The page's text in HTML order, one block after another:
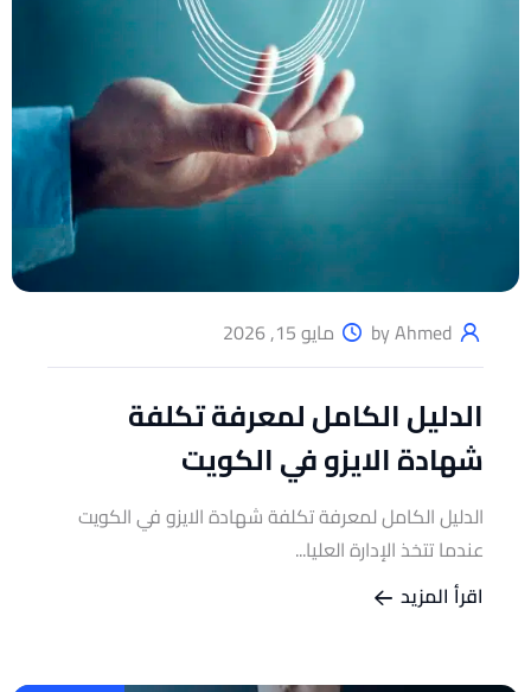
by Ahmed مايو 15, 2026
الدليل الكامل لمعرفة تكلفة
شهادة الايزو في الكويت
الدليل الكامل لمعرفة تكلفة شهادة الايزو في الكويت
عندما تتخذ الإدارة العليا...
اقرأ المزيد